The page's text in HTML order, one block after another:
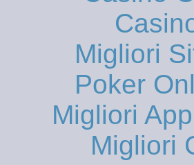
Migliori
Poker
Migliori
Migliori